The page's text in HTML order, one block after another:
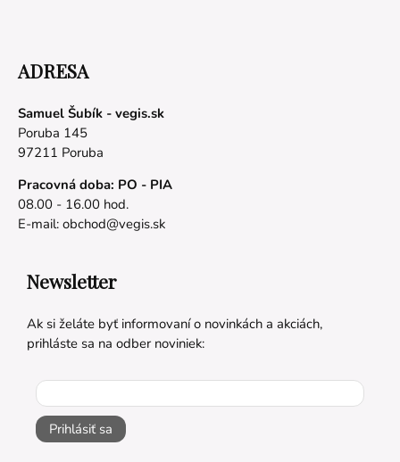
ADRESA
Samuel Šubík - vegis.sk
Poruba 145
97211 Poruba
Pracovná doba: PO - PIA
08.00 - 16.00 hod.
E-mail: obchod@vegis.sk
Newsletter
Ak si želáte byť informovaní o novinkách a akciách,
prihláste sa na odber noviniek:
Prihlásiť sa